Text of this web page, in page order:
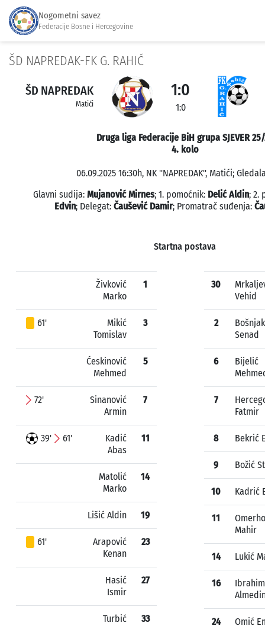
Nogometni savez
Federacije Bosne i Hercegovine
ŠD NAPREDAK-FK G. RAHIĆ
ŠD NAPREDAK
Matići
1:0
1:0
Druga liga Federacije BiH grupa SJEVER
4. kolo
06.09.2025 16:30h, NK ''NAPREDAK'', Matići;
Glavni sudija: Mujanović Mirnes; 1. pomoćnik: Delić Aldin; 2.
Edvin; Delegat: Čaušević Damir; Promatrač suđenja:
Startna postava
Živković
Marko
1
61'
Mikić
Tomislav
3
Ćeskinović
Mehmed
5
72'
Sinanović
Armin
7
39' 61'
Kadić
Abas
11
Matolić
Marko
14
Lišić Aldin 19
61'
Arapović
Kenan
23
Hasić
Ismir
27
Turbić
33
30
Vehid
2
Senad
6
Bijelić
7
Fatmir
8 Bekrić
9 Božić
10 Kadrić
11
Mahir
14 Lukić
16
24 Omić